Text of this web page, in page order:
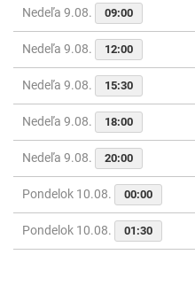
Nedeľa 9.08. 09:00
Nedeľa 9.08. 12:00
Nedeľa 9.08. 15:30
Nedeľa 9.08. 18:00
Nedeľa 9.08. 20:00
Pondelok 10.08. 00:00
Pondelok 10.08. 01:30